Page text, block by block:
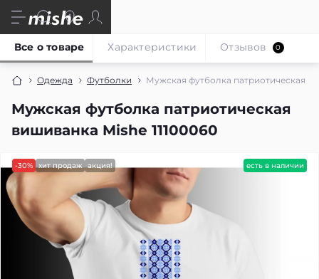
Одежда Футболки Мужская футболка патриотическая
Мужская футболка патриотическая
вишиванка Mishe 11100060
Все о товаре Характеристики Отзывов 0
-30% хит продаж акция! есть в наличии